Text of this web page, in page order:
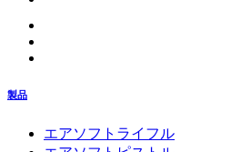
製品
エアソフトライフル